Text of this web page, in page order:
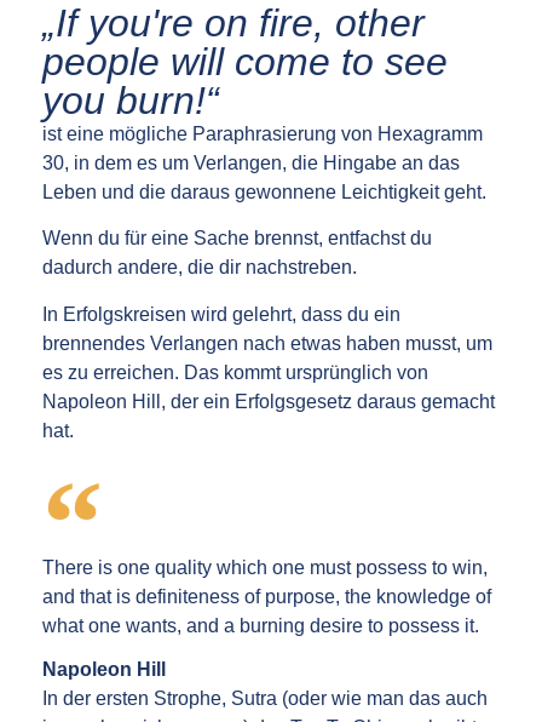
„If you're on fire, other
people will come to see
you burn!“
ist eine mögliche Paraphrasierung von Hexagramm
30, in dem es um Verlangen, die Hingabe an das
Leben und die daraus gewonnene Leichtigkeit geht.
Wenn du für eine Sache brennst, entfachst du
dadurch andere, die dir nachstreben.
In Erfolgskreisen wird gelehrt, dass du ein
brennendes Verlangen nach etwas haben musst, um
es zu erreichen. Das kommt ursprünglich von
Napoleon Hill, der ein Erfolgsgesetz daraus gemacht
hat.
There is one quality which one must possess to win,
and that is definiteness of purpose, the knowledge of
what one wants, and a burning desire to possess it.
Napoleon Hill
In der ersten Strophe, Sutra (oder wie man das auch